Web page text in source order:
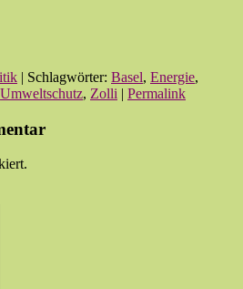
| Schlagwörter: Basel, Energie,
Umweltschutz, Zolli | Permalink